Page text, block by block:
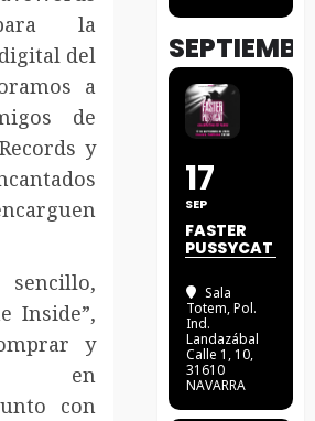
la
del
a
de
y
Inside”,
y
en
con
17
SEP
FASTER
PUSSYCAT
Sala
Totem, Pol.
Ind.
Landazábal
Calle 1, 10,
31610
NAVARRA